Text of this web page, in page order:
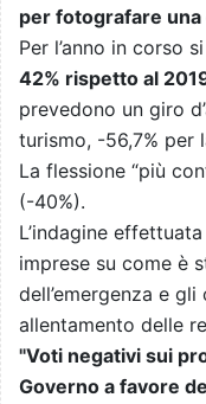
per fotografare
Per l’anno in corso
42% rispetto al
prevedono un giro
turismo, -56,7% per
La flessione “più
(-40%).
L’indagine
imprese su come è
dell’emergenza e
allentamento delle
"Voti negativi sui
Governo a favore